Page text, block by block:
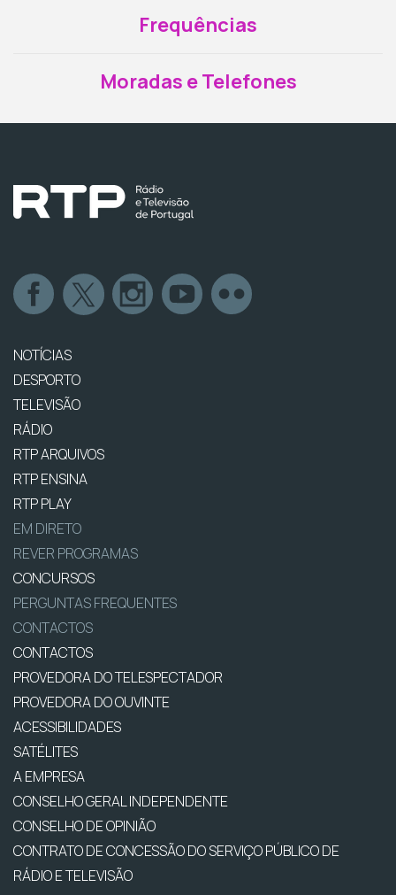
Frequências
Moradas e Telefones
NOTÍCIAS
DESPORTO
TELEVISÃO
RÁDIO
RTP ARQUIVOS
RTP ENSINA
RTP PLAY
EM DIRETO
REVER PROGRAMAS
CONCURSOS
PERGUNTAS FREQUENTES
CONTACTOS
CONTACTOS
PROVEDORA DO TELESPECTADOR
PROVEDORA DO OUVINTE
ACESSIBILIDADES
SATÉLITES
A EMPRESA
CONSELHO GERAL INDEPENDENTE
CONSELHO DE OPINIÃO
CONTRATO DE CONCESSÃO DO SERVIÇO PÚBLICO DE
RÁDIO E TELEVISÃO